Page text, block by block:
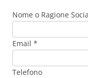
Nome o Ragione
Email *
Telefono